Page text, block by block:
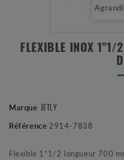
FLEXIBLE INOX 1"1/
Marque JETLY
Référence 2914-7838
Flexible 1"1/2 longueur 700